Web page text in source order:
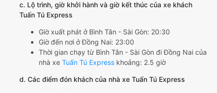
c. Lộ trình, giờ khởi hành và giờ kết thúc của xe khách
Tuấn Tú Express
Giờ xuất phát ở Bình Tân - Sài Gòn: 20:30
Giờ đến nơi ở Đồng Nai: 23:00
Thời gian chạy từ Bình Tân - Sài Gòn đi Đồng Nai của
nhà xe Tuấn Tú Express khoảng: 2.5 giờ
d. Các điểm đón khách của nhà xe Tuấn Tú Express